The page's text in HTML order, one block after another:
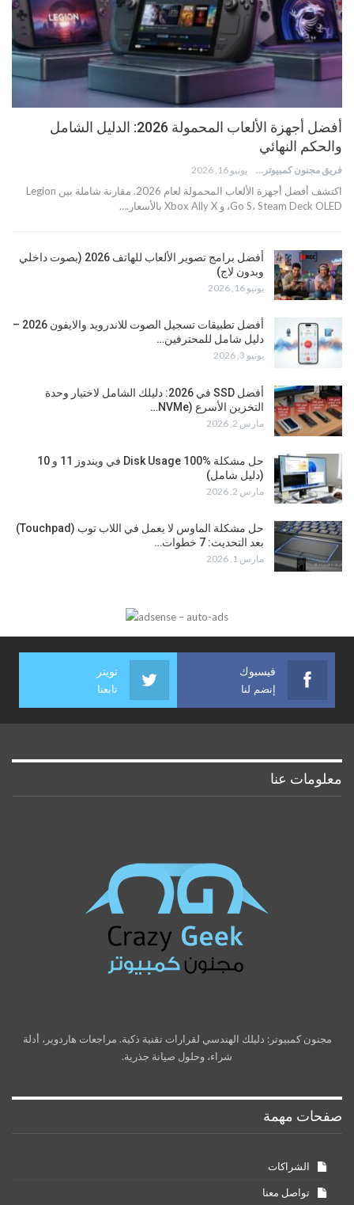
أفضل أجهزة الألعاب المحمولة 2026: الدليل الشامل
والحكم النهائي
فريق مجنون كمبيوتر يونيو 16, 2026
اكتشف أفضل أجهزة الألعاب المحمولة لعام 2026. مقارنة شاملة بين Legion
Go S، Steam Deck OLED، و Xbox Ally X بالأسعار.…
أفضل برامج تصوير الألعاب للهاتف 2026 (بصوت داخلي
وبدون لاج)
يونيو 16, 2026
أفضل تطبيقات تسجيل الصوت للاندرويد والايفون 2026 –
دليل شامل للمحترفين…
يونيو 3, 2026
أفضل SSD في 2026: دليلك الشامل لاختيار وحدة
التخزين الأسرع (NVMe…
مارس 2, 2026
حل مشكلة Disk Usage 100% في ويندوز 11 و 10
(دليل شامل)
مارس 2, 2026
حل مشكلة الماوس لا يعمل في اللاب توب (Touchpad)
بعد التحديث: 7 خطوات…
مارس 1, 2026
فيسبوك
إنضم لنا
تويتر
تابعنا
معلومات عنا
مجنون كمبيوتر: دليلك الهندسي لقرارات تقنية ذكية. مراجعات هاردوير، أدلة
شراء، وحلول صيانة جذرية.
صفحات مهمة
الشراكات
تواصل معنا